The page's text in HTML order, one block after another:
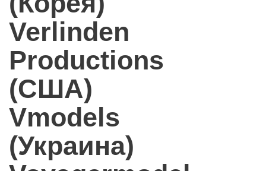
Verlinden
Productions
(США)
Vmodels
(Украина)